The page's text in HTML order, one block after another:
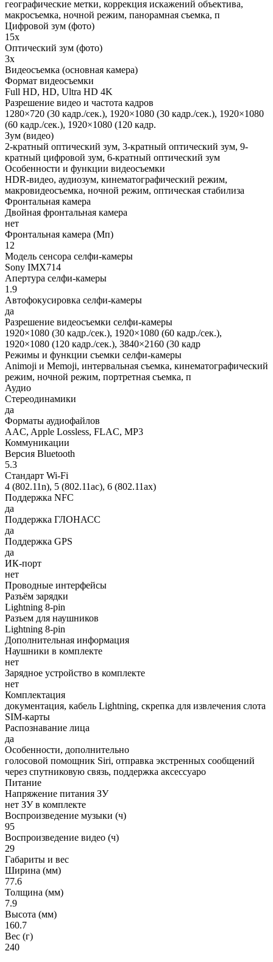
географические метки, коррекция искажений объектива,
макросъемка, ночной режим, панорамная съемка, п
Цифровой зум (фото)
15x
Оптический зум (фото)
3x
Видеосъемка (основная камера)
Формат видеосъемки
Full HD, HD, Ultra HD 4K
Разрешение видео и частота кадров
1280×720 (30 кадр./сек.), 1920×1080 (30 кадр./сек.), 1920×1080
(60 кадр./сек.), 1920×1080 (120 кадр.
Зум (видео)
2-кратный оптический зум, 3-кратный оптический зум, 9-
кратный цифровой зум, 6-кратный оптический зум
Особенности и функции видеосъемки
HDR‑видео, аудиозум, кинематографический режим,
макровидеосъемка, ночной режим, оптическая стабилиза
Фронтальная камера
Двойная фронтальная камера
нет
Фронтальная камера (Мп)
12
Модель сенсора селфи-камеры
Sony IMX714
Апертура селфи-камеры
1.9
Автофокусировка селфи-камеры
да
Разрешение видеосъемки селфи-камеры
1920×1080 (30 кадр./сек.), 1920×1080 (60 кадр./сек.),
1920×1080 (120 кадр./сек.), 3840×2160 (30 кадр
Режимы и функции съемки селфи-камеры
Animoji и Memoji, интервальная съемка, кинематографический
режим, ночной режим, портретная съемка, п
Аудио
Стереодинамики
да
Форматы аудиофайлов
AAC, Apple Lossless, FLAC, MP3
Коммуникации
Версия Bluetooth
5.3
Стандарт Wi-Fi
4 (802.11n), 5 (802.11ac), 6 (802.11ax)
Поддержка NFC
да
Поддержка ГЛОНАСС
да
Поддержка GPS
да
ИК-порт
нет
Проводные интерфейсы
Разъём зарядки
Lightning 8-pin
Разъем для наушников
Lightning 8-pin
Дополнительная информация
Наушники в комплекте
нет
Зарядное устройство в комплекте
нет
Комплектация
документация, кабель Lightning, скрепка для извлечения слота
SIM-карты
Распознавание лица
да
Особенности, дополнительно
голосовой помощник Siri, отправка экстренных сообщений
через спутниковую связь, поддержка аксессуаро
Питание
Напряжение питания ЗУ
нет ЗУ в комплекте
Воспроизведение музыки (ч)
95
Воспроизведение видео (ч)
29
Габариты и вес
Ширина (мм)
77.6
Толщина (мм)
7.9
Высота (мм)
160.7
Вес (г)
240